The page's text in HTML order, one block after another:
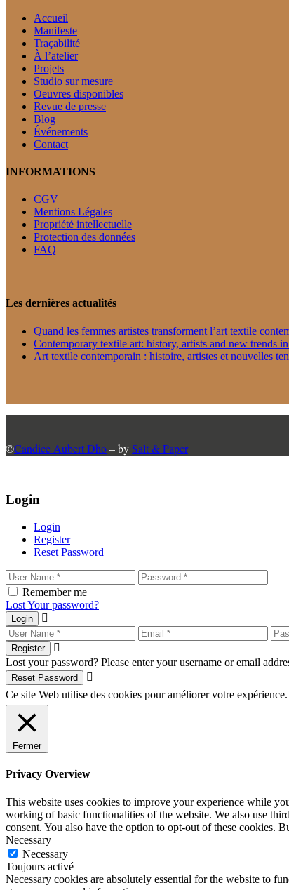
Accueil
Manifeste
Traçabilité
À l’atelier
Projets
Studio sur mesure
Oeuvres disponibles
Revue de presse
Blog
Événements
Contact
INFORMATIONS
CGV
Mentions Légales
Propriété intellectuelle
Protection des données
FAQ
Les dernières actualités
Quand les femmes artistes transforment l’art textile
Contemporary textile art: history, artists and new trends
Art textile contemporain : histoire, artistes et nouvelles
©Candice Aubert Dho– bySalt & Paper
Login
Login
Register
Reset Password
Remember me
Lost Your password?
Login
Register
Lost your password? Please enter your username or email
Reset Password
Ce site Web utilise des cookies pour améliorer votre
Fermer
Privacy Overview
This website uses cookies to improve your experience while
working of basic functionalities of the website. We also use
consent. You also have the option to opt-out of these cookies.
Necessary
Necessary
Toujours activé
Necessary cookies are absolutely essential for the website to